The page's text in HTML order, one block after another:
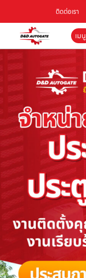
ติดต่อเรา
เมนู